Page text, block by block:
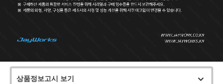
상품정보고시 보기